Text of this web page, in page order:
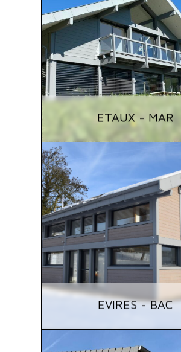
ETAUX - MAR
EVIRES - BAC